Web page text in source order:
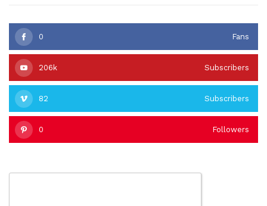
0 Fans
206k Subscribers
82 Subscribers
0 Followers